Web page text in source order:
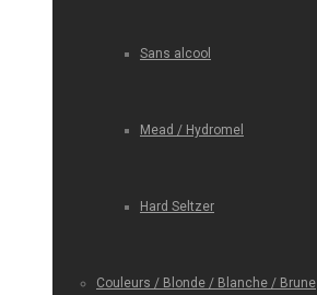
Sans alcool
Mead / Hydromel
Hard Seltzer
Couleurs / Blonde / Blanche / Brune